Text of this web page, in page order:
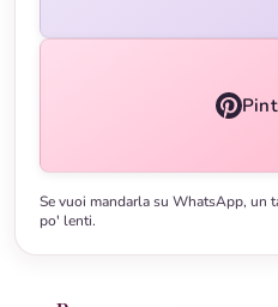
Se vuoi mandarla su WhatsApp, un
po' lenti.